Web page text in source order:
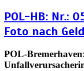
POL-HB: Nr.:
Foto nach
POL-